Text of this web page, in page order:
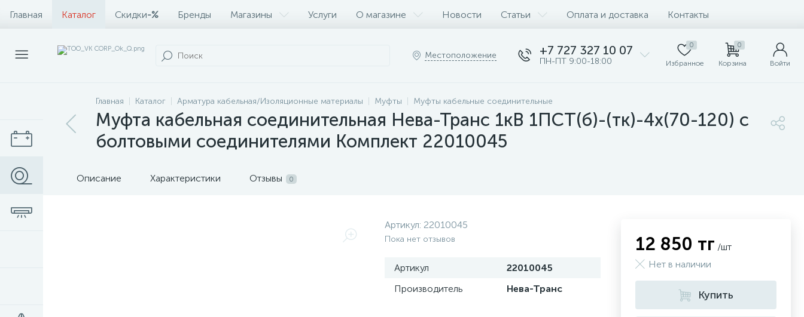
Главная Каталог Скидки-% Бренды Магазины Услуги О магазине Новости Статьи Оплата и доставка Контакты
Местоположение +7 727 327 10 07
ПН-ПТ 9:00-18:00
0
Избранное
0
Корзина Войти
Главная Каталог Арматура кабельная/Изоляционные материалы Муфты Муфты кабельные соединительные
Муфта кабельная соединительная Нева-Транс 1кВ 1ПСТ(б)-(тк)-4х(70-120) с
болтовыми соединителями Комплект 22010045
Описание Характеристики Отзывы 0
Артикул: 22010045
Пока нет отзывов
Артикул
22010045
Производитель
Нева-Транс
12 850 тг /шт
Нет в наличии
Купить